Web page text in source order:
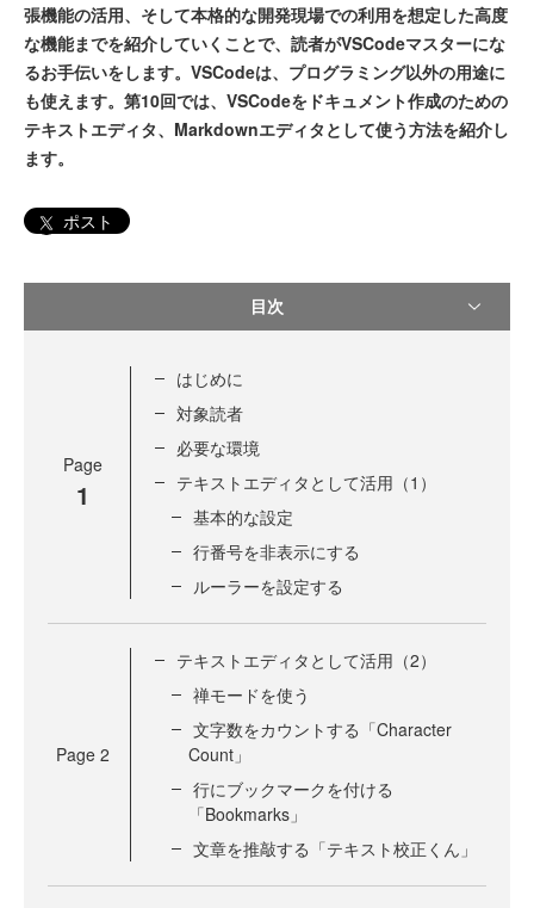
張機能の活用、そして本格的な開発現場での利用を想定した高度
な機能までを紹介していくことで、読者がVSCodeマスターにな
るお手伝いをします。VSCodeは、プログラミング以外の用途に
も使えます。第10回では、VSCodeをドキュメント作成のための
テキストエディタ、Markdownエディタとして使う方法を紹介し
ます。
ポスト
目次
Page
1
はじめに
対象読者
必要な環境
テキストエディタとして活用（1）
基本的な設定
行番号を非表示にする
ルーラーを設定する
Page 2
テキストエディタとして活用（2）
禅モードを使う
文字数をカウントする「Character
Count」
行にブックマークを付ける
「Bookmarks」
文章を推敲する「テキスト校正くん」